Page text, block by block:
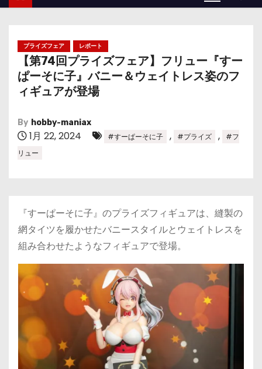
プライズフェア レポート
【第74回プライズフェア】フリュー『すー
ぱーそに子』バニー＆ウェイトレス姿のフ
ィギュアが登場
By hobby-maniax
1月 22, 2024 #すーぱーそに子 , #プライズ ,
#フ
リュー
『すーぱーそに子』のプライズフィギュアは、縫製の
網タイツを履かせたバニースタイルとウェイトレスを
組み合わせたようなフィギュアで登場。